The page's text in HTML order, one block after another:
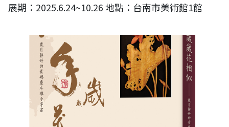
展期：2025.6.24~10.26 地點：台南市美術館1館
年年歲歲花相似-歲月靜好的黃媽慶木雕小宇宙